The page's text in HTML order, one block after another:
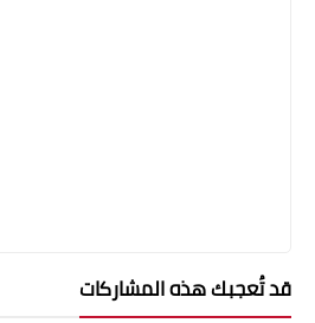
قد تُعجبك هذه المشاركات